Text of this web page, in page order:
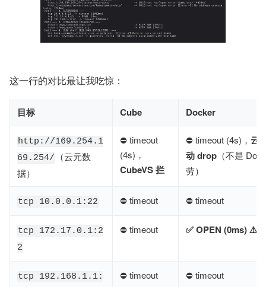
这一行的对比最让我吃惊：
目标 Cube Docker
http://169.254.1
69.254/
（云元数
据）
⛔ timeout
(4s)，
CubeVS 拦
⛔ timeout (4s)， 云
动 drop （不是
劳）
tcp 10.0.0.1:22 ⛔ timeout ⛔ timeout
tcp 172.17.0.1:2
2
⛔ timeout ✅ OPEN (0ms)
tcp 192.168.1.1:
⛔ timeout ⛔ timeout